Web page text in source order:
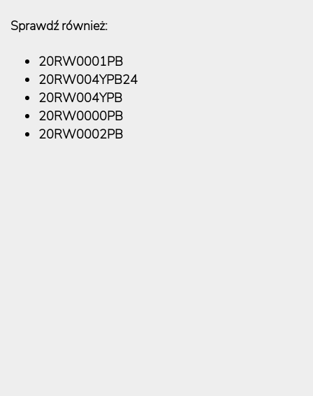
Sprawdź również:
20RW0001PB
20RW004YPB24
20RW004YPB
20RW0000PB
20RW0002PB